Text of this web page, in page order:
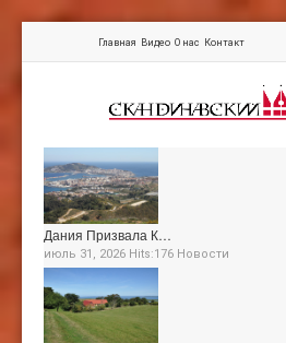
Главная Видео О нас Контакт
Дания Призвала К…
июль 31, 2026 Hits:176 Новости